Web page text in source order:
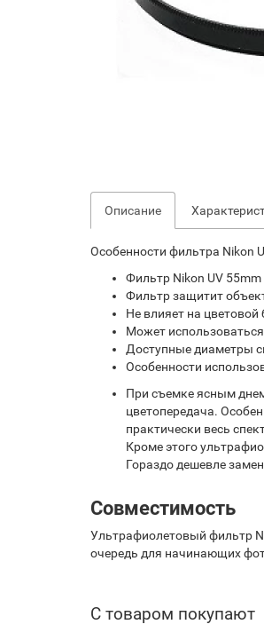
Описание
Особенности фильтра Nikon
Фильтр Nikon UV
Фильтр защитит
Не влияет на цветовой
Может
Доступные диаметры
Особенности
При съемке ясным
цветопередача.
практически весь
Кроме этого
Гораздо дешевле
Совместимость
Ультрафиолетовый фильтр
очередь для начинающих
С товаром покупают